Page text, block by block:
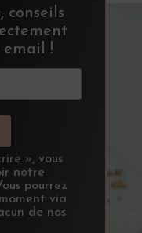
conseils
!
», vous
notre
pourrez
via
de nos